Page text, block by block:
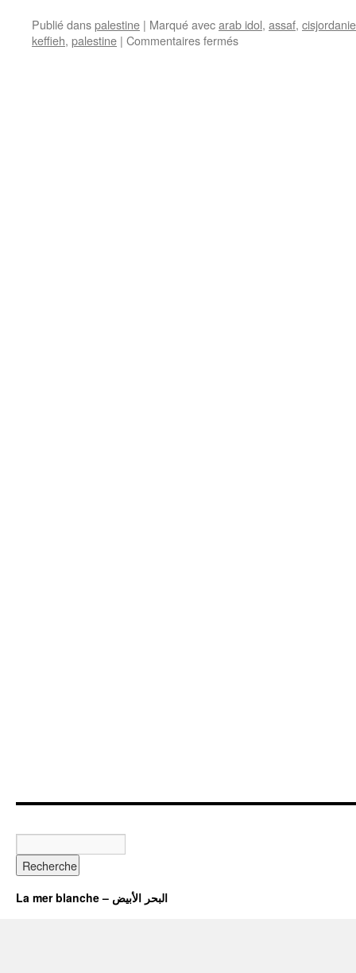
Publié danspalestine | Marqué avecarab idol, assaf, cisjordanie
keffieh, palestine | Commentaires fermés
La mer blanche – البحر الأبيض